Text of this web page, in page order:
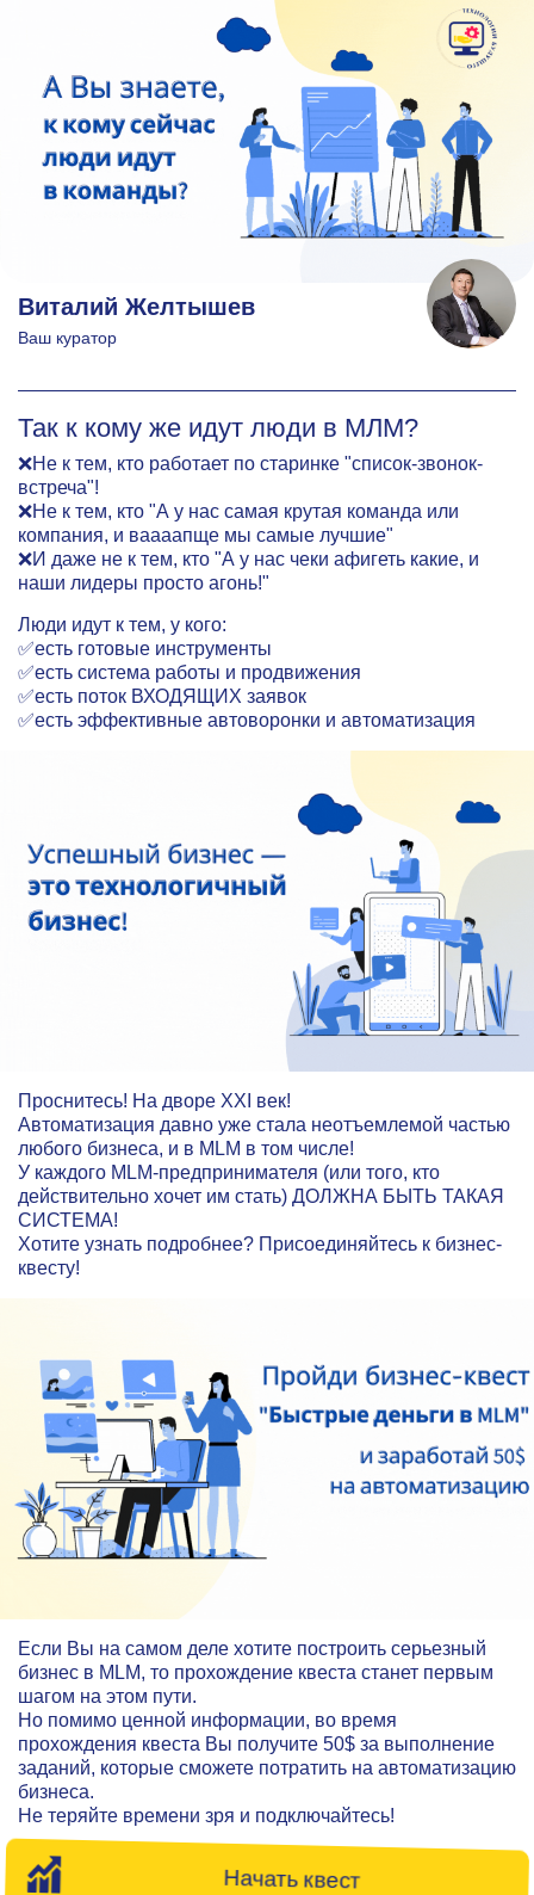
Виталий Желтышев
Ваш куратор
Так к кому же идут люди в МЛМ?
❌Не к тем, кто работает по старинке "список-звонок-
встреча"!
❌Не к тем, кто "А у нас самая крутая команда или
компания, и ваааапще мы самые лучшие"
❌И даже не к тем, кто "А у нас чеки афигеть какие, и
наши лидеры просто агонь!"
Люди идут к тем, у кого:
✅есть готовые инструменты
✅есть система работы и продвижения
✅есть поток ВХОДЯЩИХ заявок
✅есть эффективные автоворонки и автоматизация
Проснитесь! На дворе XXI век!
Автоматизация давно уже стала неотъемлемой частью
любого бизнеса, и в MLM в том числе!
У каждого MLM-предпринимателя (или того, кто
действительно хочет им стать) ДОЛЖНА БЫТЬ ТАКАЯ
СИСТЕМА!
Хотите узнать подробнее? Присоединяйтесь к бизнес-
квесту!
Если Вы на самом деле хотите построить серьезный
бизнес в MLM, то прохождение квеста станет первым
шагом на этом пути.
Но помимо ценной информации, во время
прохождения квеста Вы получите 50$ за выполнение
заданий, которые сможете потратить на автоматизацию
бизнеса.
Не теряйте времени зря и подключайтесь!
Начать квест